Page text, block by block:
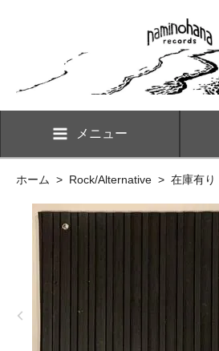
メニュー
ホーム > Rock/Alternative > 在庫有り